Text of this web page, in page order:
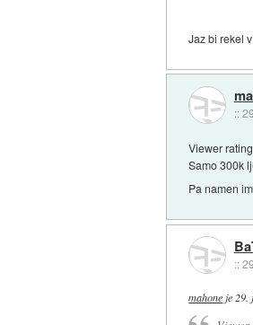
Jaz bi rekel
::
Viewer
Samo 300k
Pa namen
::
mahoneje29.